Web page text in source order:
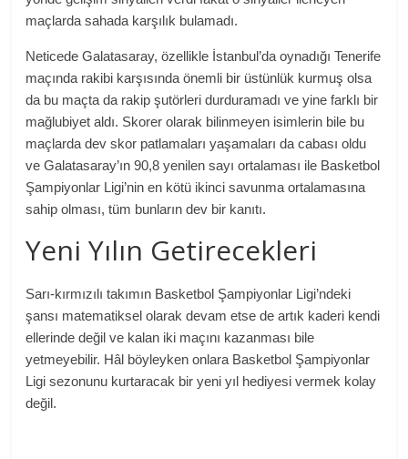
maçlarda sahada karşılık bulamadı.
Neticede Galatasaray, özellikle İstanbul’da oynadığı Tenerife
maçında rakibi karşısında önemli bir üstünlük kurmuş olsa
da bu maçta da rakip şutörleri durduramadı ve yine farklı bir
mağlubiyet aldı. Skorer olarak bilinmeyen isimlerin bile bu
maçlarda dev skor patlamaları yaşamaları da cabası oldu
ve Galatasaray’ın 90,8 yenilen sayı ortalaması ile Basketbol
Şampiyonlar Ligi’nin en kötü ikinci savunma ortalamasına
sahip olması, tüm bunların dev bir kanıtı.
Yeni Yılın Getirecekleri
Sarı-kırmızılı takımın Basketbol Şampiyonlar Ligi’ndeki
şansı matematiksel olarak devam etse de artık kaderi kendi
ellerinde değil ve kalan iki maçını kazanması bile
yetmeyebilir. Hâl böyleyken onlara Basketbol Şampiyonlar
Ligi sezonunu kurtaracak bir yeni yıl hediyesi vermek kolay
değil.